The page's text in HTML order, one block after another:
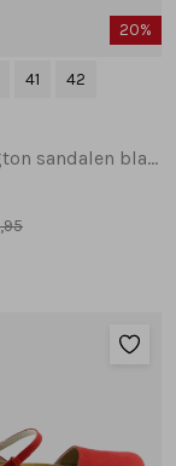
20%
41 42
1573 brigton sandalen blauw